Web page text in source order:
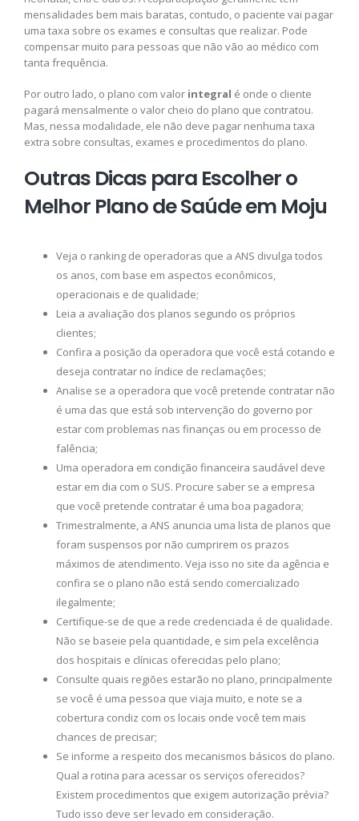
mensalidades bem mais baratas, contudo, o paciente vai pagar
uma taxa sobre os exames e consultas que realizar. Pode
compensar muito para pessoas que não vão ao médico com
tanta frequência.
Por outro lado, o plano com valor integral é onde o cliente
pagará mensalmente o valor cheio do plano que contratou.
Mas, nessa modalidade, ele não deve pagar nenhuma taxa
extra sobre consultas, exames e procedimentos do plano.
Outras Dicas para Escolher o
Melhor Plano de Saúde em Moju
Veja o ranking de operadoras que a ANS divulga todos
os anos, com base em aspectos econômicos,
operacionais e de qualidade;
Leia a avaliação dos planos segundo os próprios
clientes;
Confira a posição da operadora que você está cotando e
deseja contratar no índice de reclamações;
Analise se a operadora que você pretende contratar não
é uma das que está sob intervenção do governo por
estar com problemas nas finanças ou em processo de
falência;
Uma operadora em condição financeira saudável deve
estar em dia com o SUS. Procure saber se a empresa
que você pretende contratar é uma boa pagadora;
Trimestralmente, a ANS anuncia uma lista de planos que
foram suspensos por não cumprirem os prazos
máximos de atendimento. Veja isso no site da agência e
confira se o plano não está sendo comercializado
ilegalmente;
Certifique-se de que a rede credenciada é de qualidade.
Não se baseie pela quantidade, e sim pela excelência
dos hospitais e clínicas oferecidas pelo plano;
Consulte quais regiões estarão no plano, principalmente
se você é uma pessoa que viaja muito, e note se a
cobertura condiz com os locais onde você tem mais
chances de precisar;
Se informe a respeito dos mecanismos básicos do plano.
Qual a rotina para acessar os serviços oferecidos?
Existem procedimentos que exigem autorização prévia?
Tudo isso deve ser levado em consideração.